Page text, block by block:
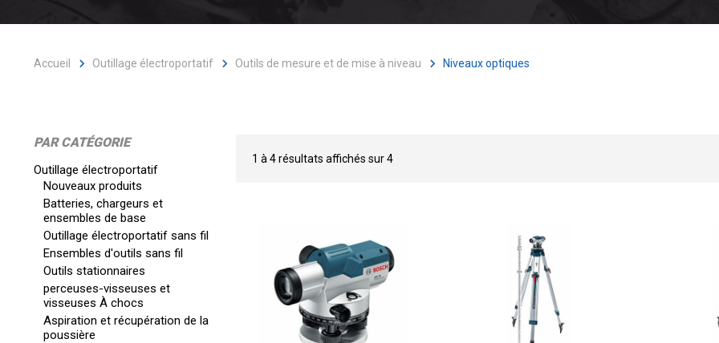
Accueil Outillage électroportatif Outils de mesure et de mise à niveau Niveaux optiques
PAR CATÉGORIE
Outillage électroportatif
Nouveaux produits
Batteries, chargeurs et
ensembles de base
Outillage électroportatif sans fil
Ensembles d'outils sans fil
Outils stationnaires
perceuses-visseuses et
visseuses À chocs
Aspiration et récupération de la
poussière
1 à 4résultats affichés sur4